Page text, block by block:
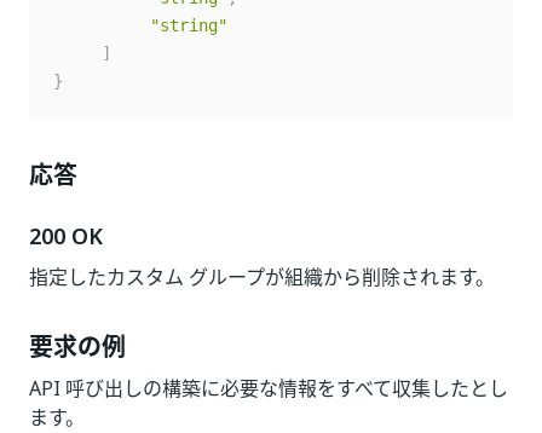
"string"
]
}
応答
200 OK
指定したカスタム グループが組織から削除されます。
要求の例
API 呼び出しの構築に必要な情報をすべて収集したとし
ます。